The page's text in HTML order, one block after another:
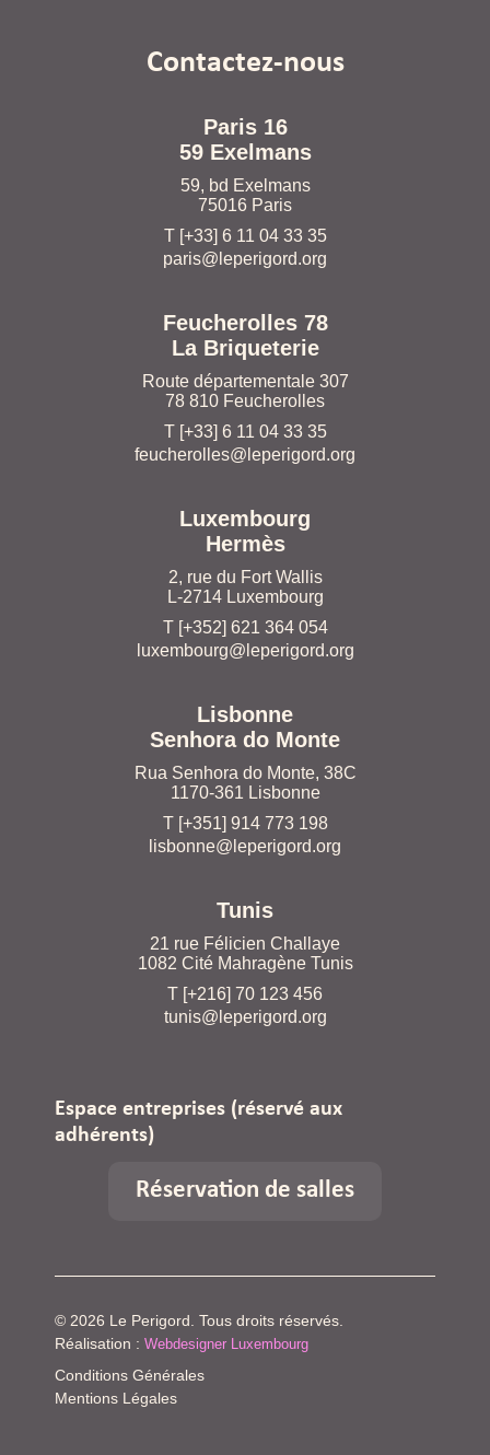
Contactez-nous
Paris 16
59 Exelmans
59, bd Exelmans
75016 Paris
T [+33] 6 11 04 33 35
paris@leperigord.org
Feucherolles 78
La Briqueterie
Route départementale 307
78 810 Feucherolles
T [+33] 6 11 04 33 35
feucherolles@leperigord.org
Luxembourg
Hermès
2, rue du Fort Wallis
L-2714 Luxembourg
T [+352] 621 364 054
luxembourg@leperigord.org
Lisbonne
Senhora do Monte
Rua Senhora do Monte, 38C
1170-361 Lisbonne
T [+351] 914 773 198
lisbonne@leperigord.org
Tunis
21 rue Félicien Challaye
1082 Cité Mahragène Tunis
T [+216] 70 123 456
tunis@leperigord.org
Espace entreprises (réservé aux
adhérents)
Réservation de salles
© 2026 Le Perigord. Tous droits réservés.
Réalisation : Webdesigner Luxembourg
Conditions Générales
Mentions Légales